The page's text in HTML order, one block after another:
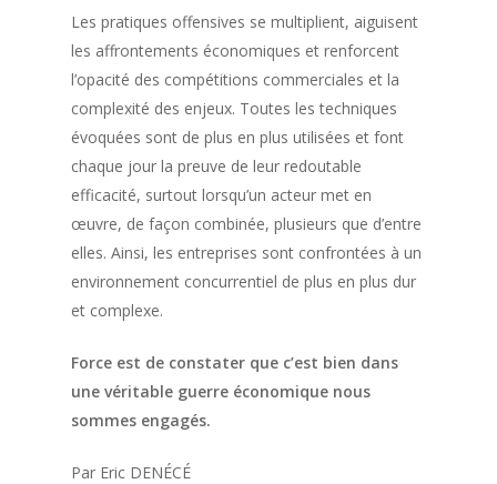
Les pratiques offensives se multiplient, aiguisent
les affrontements économiques et renforcent
l’opacité des compétitions commerciales et la
complexité des enjeux. Toutes les techniques
évoquées sont de plus en plus utilisées et font
chaque jour la preuve de leur redoutable
efficacité, surtout lorsqu’un acteur met en
œuvre, de façon combinée, plusieurs que d’entre
elles. Ainsi, les entreprises sont confrontées à un
environnement concurrentiel de plus en plus dur
et complexe.
Force est de constater que c’est bien dans
une véritable guerre économique nous
sommes engagés.
Par Eric DENÉCÉ